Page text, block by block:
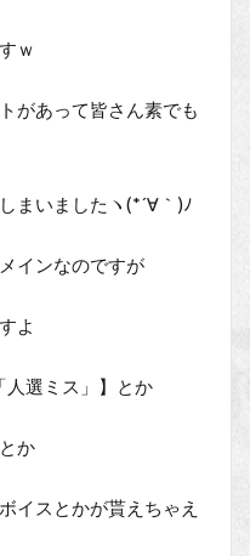
ｗ
があって皆さん素でも
まいましたヽ(*´∀｀)ﾉ
インなのですが
よ
人選ミス」】とか
か
イスとかが貰えちゃえ